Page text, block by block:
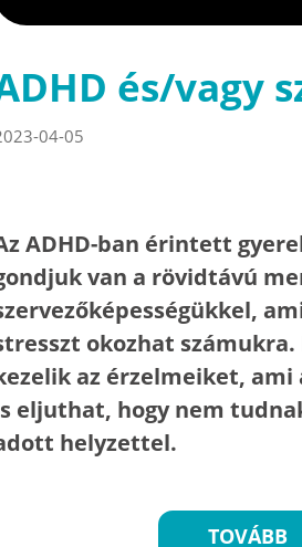
és/vagy
04-05
ADHD-ban érintett
van a rövidtávú
okozhat számukra.
az érzelmeiket, ami
eljuthat, hogy nem
helyzettel.
TOVÁBB